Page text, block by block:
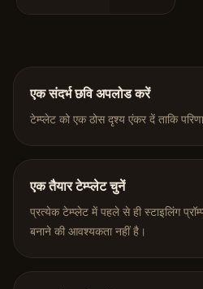
एक संदर्भ छवि अपलोड करें
टेम्प्लेट को एक ठोस दृश्य एंकर दें ताकि
एक तैयार टेम्प्लेट चुनें
प्रत्येक टेम्प्लेट में पहले से ही स्टाइलिंग
बनाने की आवश्यकता नहीं है।